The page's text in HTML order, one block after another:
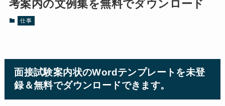
考案内の文例集を無料でダウンロード
仕事
面接試験案内状のWordテンプレートを未登
録＆無料でダウンロードできます。